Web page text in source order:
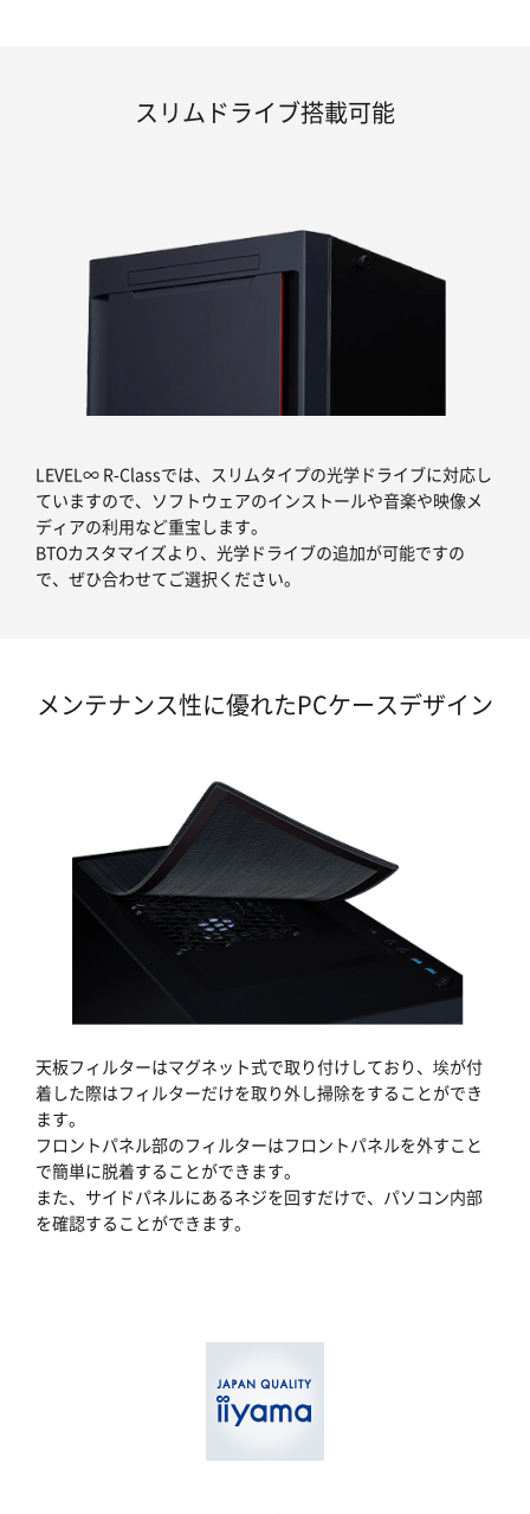
スリムドライブ搭載可能
LEVEL∞ R-Classでは、スリムタイプの光学ドライブに対応し
ていますので、ソフトウェアのインストールや音楽や映像メ
ディアの利用など重宝します。
BTOカスタマイズより、光学ドライブの追加が可能ですの
で、ぜひ合わせてご選択ください。
メンテナンス性に優れたPCケースデザイン
天板フィルターはマグネット式で取り付けしており、埃が付
着した際はフィルターだけを取り外し掃除をすることができ
ます。
フロントパネル部のフィルターはフロントパネルを外すこと
で簡単に脱着することができます。
また、サイドパネルにあるネジを回すだけで、パソコン内部
を確認することができます。